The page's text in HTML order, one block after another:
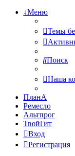
↓Меню
Темы
Поиск
Наша
ПланА
Ремесло
Альтпрог
ТвойГит
Вход
Регистрация